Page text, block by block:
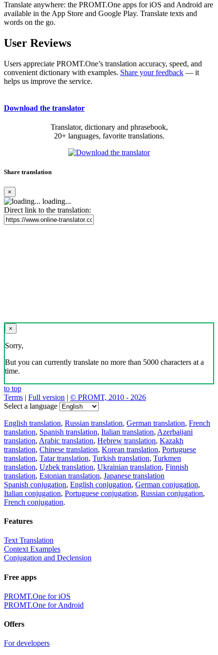
Translate anywhere: the PROMT.One apps for iOS and Android are
available in the App Store and Google Play. Translate texts and
words on the go.
User Reviews
Users appreciate PROMT.One’s translation accuracy, speed, and
convenient dictionary with examples. Share your feedback — it
helps us improve the service.
Download the translator
Translator, dictionary and phrasebook,
20+ languages, favorite translations.
Share translation
×
loading...
Direct link to the translation:
×
Sorry,
But you can currently translate no more than 5000 characters at a
time.
to top
Terms | Full version | © PROMT, 2010 - 2026
Select a language
English translation, Russian translation, German translation, French
translation, Spanish translation, Italian translation, Azerbaijani
translation, Arabic translation, Hebrew translation, Kazakh
translation, Chinese translation, Korean translation, Portuguese
translation, Tatar translation, Turkish translation, Turkmen
translation, Uzbek translation, Ukrainian translation, Finnish
translation, Estonian translation, Japanese translation
Spanish conjugation, English conjugation, German conjugation,
Italian conjugation, Portuguese conjugation, Russian conjugation,
French conjugation.
Features
Text Translation
Context Examples
Conjugation and Declension
Free apps
PROMT.One for iOS
PROMT.One for Android
Offers
For developers